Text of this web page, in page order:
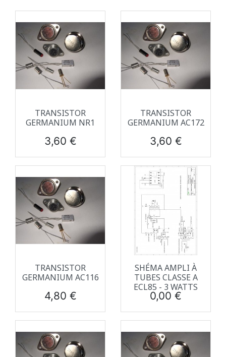
TRANSISTOR
GERMANIUM NR1
Prix
3,60 €
TRANSISTOR
GERMANIUM AC172
Prix
3,60 €
TRANSISTOR
GERMANIUM AC116
Prix
4,80 €
SHÉMA AMPLI À
TUBES CLASSE A
ECL85 - 3 WATTS
Prix
0,00 €